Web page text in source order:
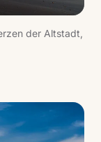
der Altstadt,